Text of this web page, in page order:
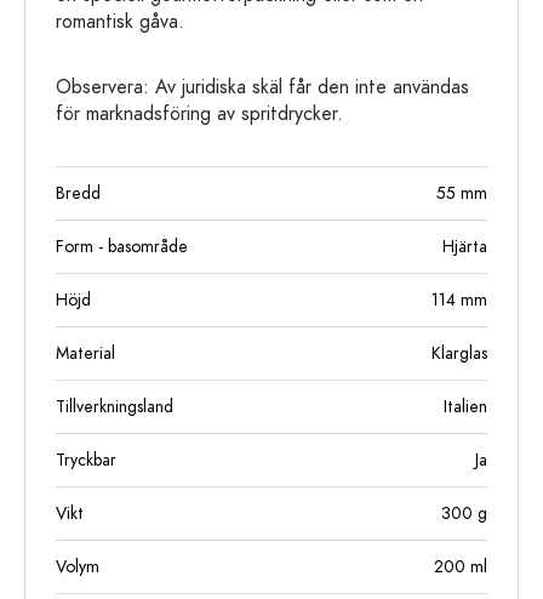
romantisk gåva.
Observera: Av juridiska skäl får den inte användas
för marknadsföring av spritdrycker.
Bredd 55 mm
Form - basområde Hjärta
Höjd 114 mm
Material Klarglas
Tillverkningsland Italien
Tryckbar Ja
Vikt 300 g
Volym 200 ml